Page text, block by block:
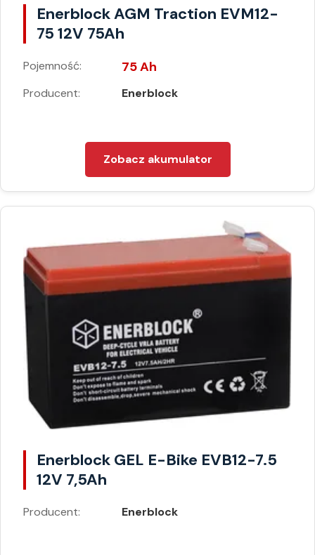
Enerblock AGM Traction EVM12-
75 12V 75Ah
Pojemność: 75 Ah
Producent: Enerblock
Zobacz akumulator
Enerblock GEL E-Bike EVB12-7.5
12V 7,5Ah
Producent: Enerblock